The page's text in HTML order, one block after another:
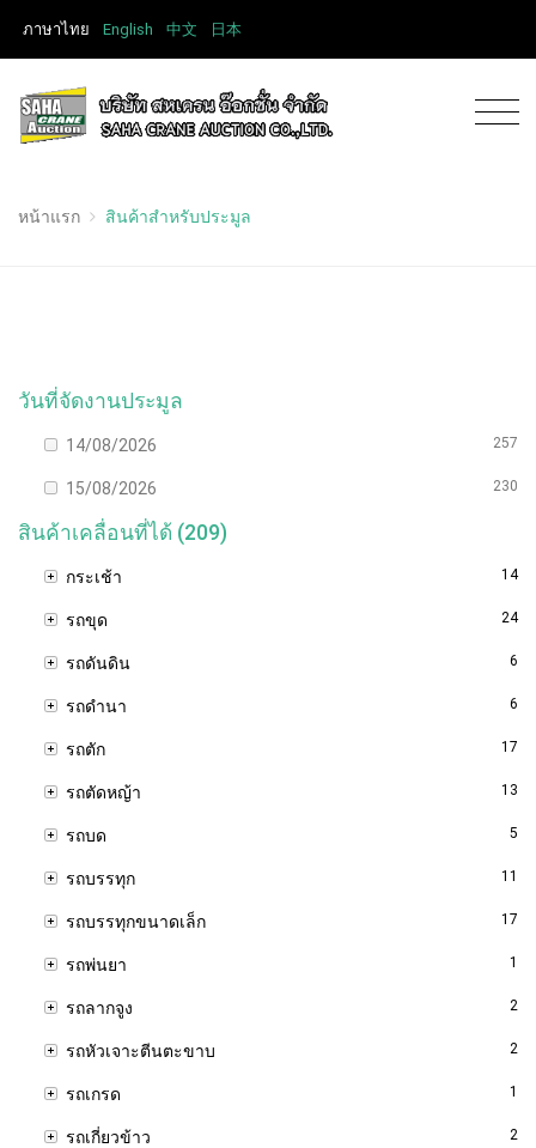
ภาษาไทย English 中文 日本
หน้าแรก สินค้าสำหรับประมูล
วันที่จัดงานประมูล
14/08/2026 257
15/08/2026 230
สินค้าเคลื่อนที่ได้ (209)
กระเช้า 14
รถขุด 24
รถดันดิน 6
รถดำนา 6
รถตัก 17
รถตัดหญ้า 13
รถบด 5
รถบรรทุก 11
รถบรรทุกขนาดเล็ก 17
รถพ่นยา 1
รถลากจูง 2
รถหัวเจาะตีนตะขาบ 2
รถเกรด 1
รถเกี่ยวข้าว 2